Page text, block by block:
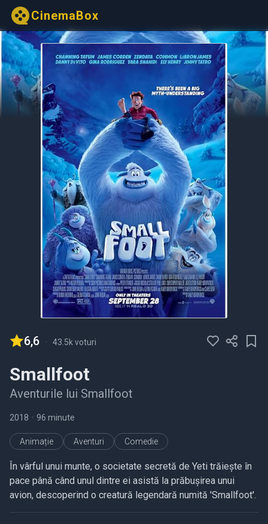
CinemaBox
6,6 - 43.5k voturi
Smallfoot
Aventurile lui Smallfoot
2018 • 96 minute
Animație Aventuri Comedie
În vârful unui munte, o societate secretă de Yeti trăiește în
pace până când unul dintre ei asistă la prăbușirea unui
avion, descoperind o creatură legendară numită 'Smallfoot'.